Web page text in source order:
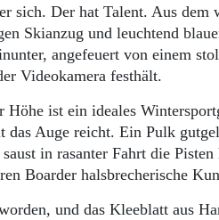
sich. Der hat Talent. Aus dem
Skianzug und leuchtend
angefeuert von einem
Videokamera festhält.
Höhe ist ein ideales
das Auge reicht. Ein Pulk
in rasanter Fahrt die
Boarder halsbrecherische
und das Kleeblatt aus